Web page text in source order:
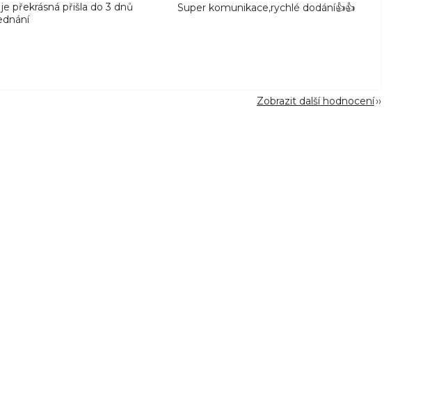
překrásná přišla do 3 dnů
Super komunikace,rychlé dodání👍👍
Zobrazit další hodnocení